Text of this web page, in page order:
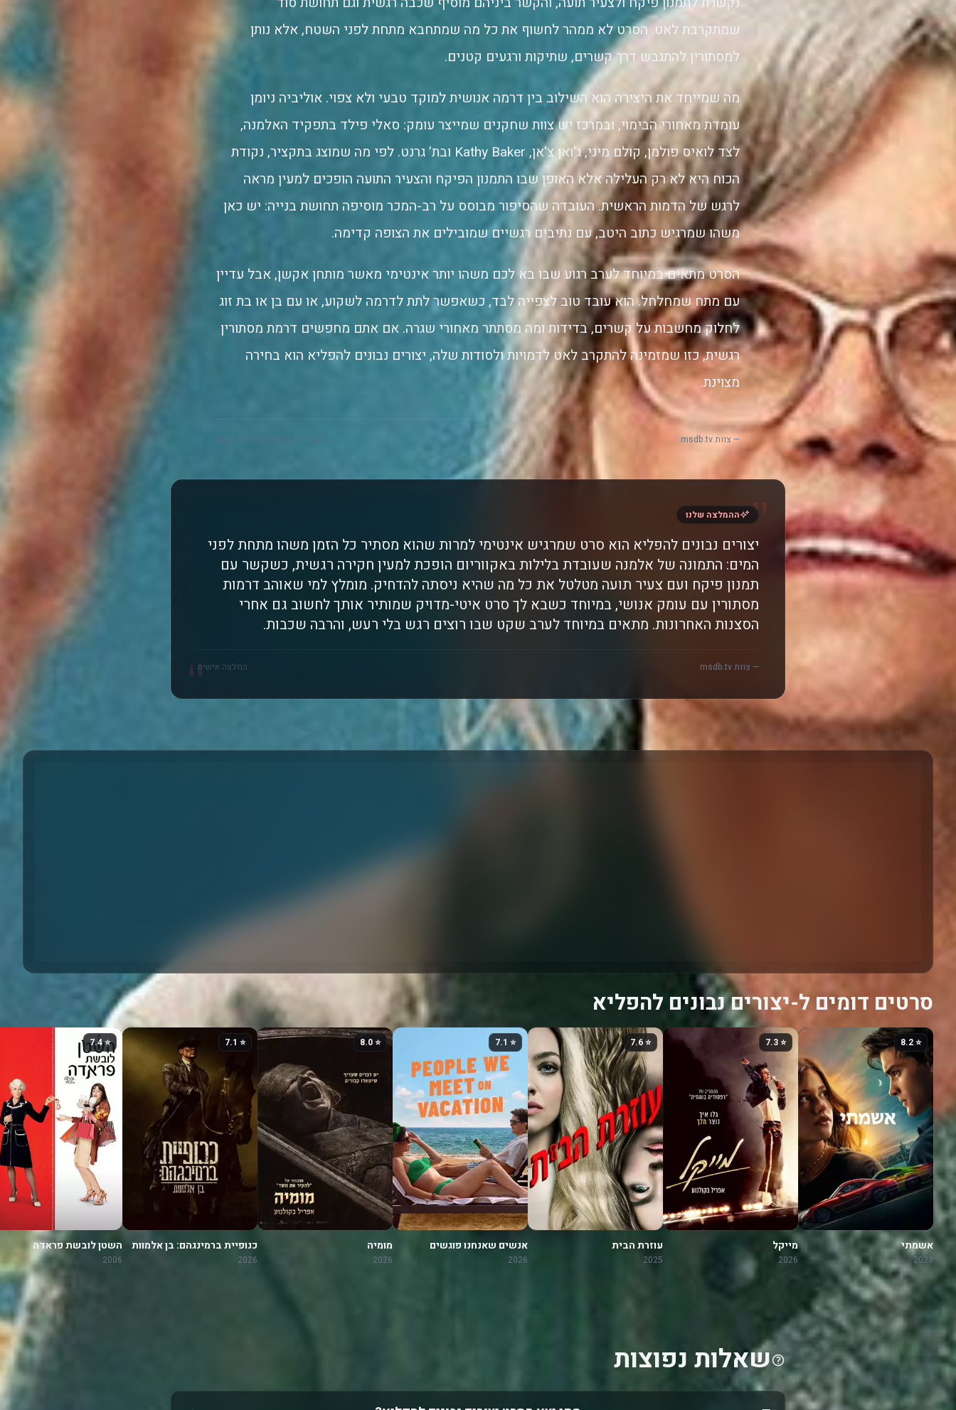
שמתקרבת לאט. הסרט לא ממהר לחשוף את כל מה שמתחבא מתחת לפני השטח, אלא נותן
למסתורין להתגבש דרך קשרים, שתיקות ורגעים קטנים.
מה שמייחד את היצירה הוא השילוב בין דרמה אנושית למוקד טבעי ולא צפוי. אוליביה ניומן
עומדת מאחורי הבימוי, ובמרכז יש צוות שחקנים שמייצר עומק: סאלי פילד בתפקיד האלמנה,
לצד לואיס פולמן, קולם מיני, ג'ואן צ'אן, Kathy Baker ובת’ גרנט. לפי מה שמוצג בתקציר, נקודת
הכוח היא לא רק העלילה אלא האופן שבו התמנון הפיקח והצעיר התועה הופכים למעין מראה
לרגש של הדמות הראשית. העובדה שהסיפור מבוסס על רב-המכר מוסיפה תחושת בנייה: יש כאן
משהו שמרגיש כתוב היטב, עם נתיבים רגשיים שמובילים את הצופה קדימה.
הסרט מתאים במיוחד לערב רגוע שבו בא לכם משהו יותר אינטימי מאשר מותחן אקשן, אבל עדיין
עם מתח שמחלחל. הוא עובד טוב לצפייה לבד, כשאפשר לתת לדרמה לשקוע, או עם בן או בת זוג
לחלוק מחשבות על קשרים, בדידות ומה מסתתר מאחורי שגרה. אם אתם מחפשים דרמת מסתורין
רגשית, כזו שמזמינה להתקרב לאט לדמויות ולסודות שלה, יצורים נבונים להפליא הוא בחירה
מצוינת.
— צוות msdb.tv סקירה מבוססת על מידע רשמי
"
"
ההמלצה שלנו
יצורים נבונים להפליא הוא סרט שמרגיש אינטימי למרות שהוא מסתיר כל הזמן משהו מתחת לפני
המים: התמונה של אלמנה שעובדת בלילות באקווריום הופכת למעין חקירה רגשית, כשקשר עם
תמנון פיקח ועם צעיר תועה מטלטל את כל מה שהיא ניסתה להדחיק. מומלץ למי שאוהב דרמות
מסתורין עם עומק אנושי, במיוחד כשבא לך סרט איטי-מדויק שמותיר אותך לחשוב גם אחרי
הסצנות האחרונות. מתאים במיוחד לערב שקט שבו רוצים רגש בלי רעש, והרבה שכבות.
— צוות msdb.tv המלצה אישית
סרטים דומים ל-יצורים נבונים להפליא
⭐ 8.2
אשמתי
2023
⭐ 7.3
מייקל
2026
⭐ 7.6
עוזרת הבית
2025
⭐ 7.1
אנשים שאנחנו פוגשים
בחופשה
2026
⭐ 8.0
מומיה
2026
⭐ 7.1
כנופיית ברמינגהם: בן אלמוות
2026
⭐ 7.4
השטן לובשת פראדה
2006
שאלות נפוצות